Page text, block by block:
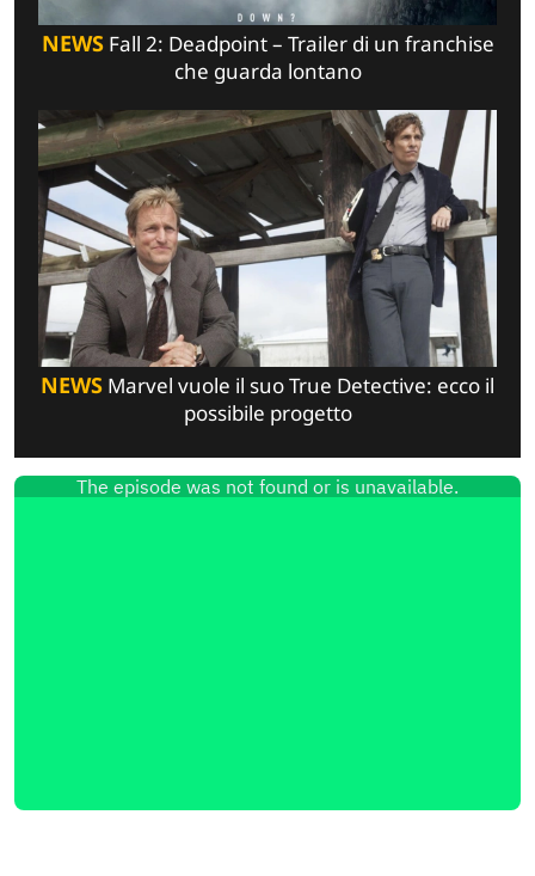
NEWSFall 2: Deadpoint – Trailer di un franchise
che guarda lontano
NEWS Marvel vuole il suo True Detective: ecco il
possibile progetto